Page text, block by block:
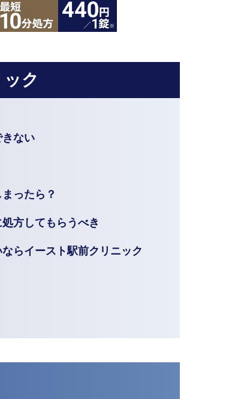
ク
ない
ったら？
方してもらうべき
らイースト駅前クリニック